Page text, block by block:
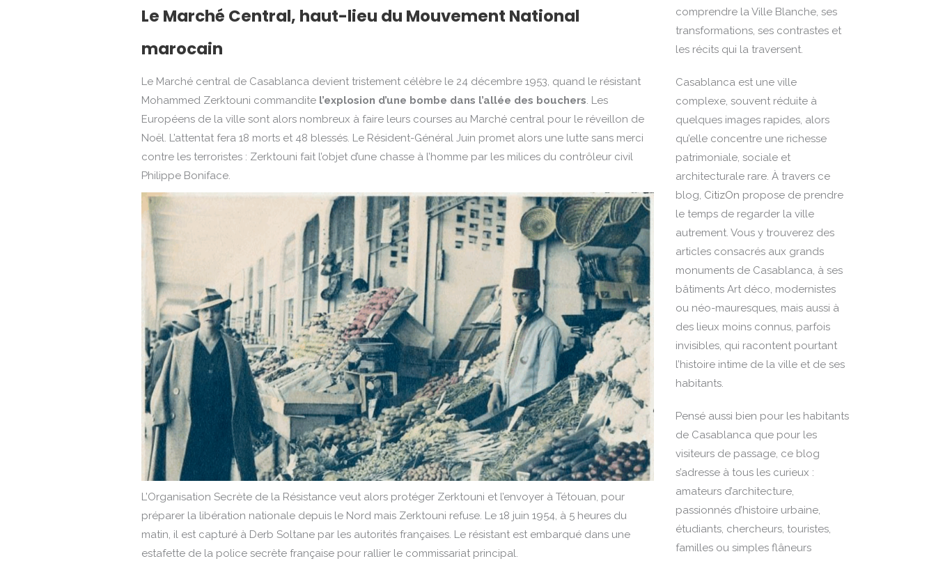
Le Marché Central, haut-lieu du Mouvement National
marocain
Le Marché central de Casablanca devient tristement célèbre le 24 décembre 1953, quand le résistant
Mohammed Zerktouni commandite l’explosion d’une bombe dans l’allée des bouchers. Les
Européens de la ville sont alors nombreux à faire leurs courses au Marché central pour le réveillon de
Noël. L’attentat fera 18 morts et 48 blessés. Le Résident-Général Juin promet alors une lutte sans merci
contre les terroristes : Zerktouni fait l’objet d’une chasse à l’homme par les milices du contrôleur civil
Philippe Boniface.
L’Organisation Secrète de la Résistance veut alors protéger Zerktouni et l’envoyer à Tétouan, pour
préparer la libération nationale depuis le Nord mais Zerktouni refuse. Le 18 juin 1954, à 5 heures du
matin, il est capturé à Derb Soltane par les autorités françaises. Le résistant est embarqué dans une
estafette de la police secrète française pour rallier le commissariat principal.
comprendre la Ville Blanche, ses
transformations, ses contrastes et
les récits qui la traversent.
Casablanca est une ville
complexe, souvent réduite à
quelques images rapides, alors
qu’elle concentre une richesse
patrimoniale, sociale et
architecturale rare. À travers ce
blog, CitizOn propose de prendre
le temps de regarder la ville
autrement. Vous y trouverez des
articles consacrés aux grands
monuments de Casablanca, à ses
bâtiments Art déco, modernistes
ou néo-mauresques, mais aussi à
des lieux moins connus, parfois
invisibles, qui racontent pourtant
l’histoire intime de la ville et de ses
habitants.
Pensé aussi bien pour les habitants
de Casablanca que pour les
visiteurs de passage, ce blog
s’adresse à tous les curieux :
amateurs d’architecture,
passionnés d’histoire urbaine,
étudiants, chercheurs, touristes,
familles ou simples flâneurs